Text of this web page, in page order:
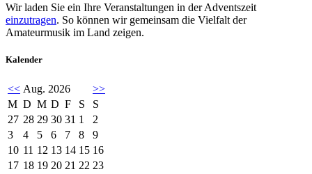
Wir laden Sie ein Ihre Veranstaltungen in der Adventszeit
einzutragen. So können wir gemeinsam die Vielfalt der
Amateurmusik im Land zeigen.
Kalender
<< Aug. 2026
>>
M D M D F S
S
27 28 29 30 31 1
2
3
4 5 6 7 8
9
10 11 12 13 14 15 16
17 18 19 20 21 22 23